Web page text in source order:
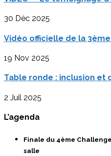
30 Déc 2025
Vidéo officielle de la
19 Nov 2025
Table ronde : inclusion et
2 Juil 2025
L’agenda
Finale du 4ème
salle